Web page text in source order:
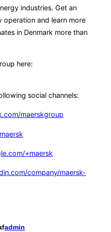
industries. Get an
and learn more
in Denmark more than
here:
social channels:
maerskgroup
+maersk
company/maersk-
admin